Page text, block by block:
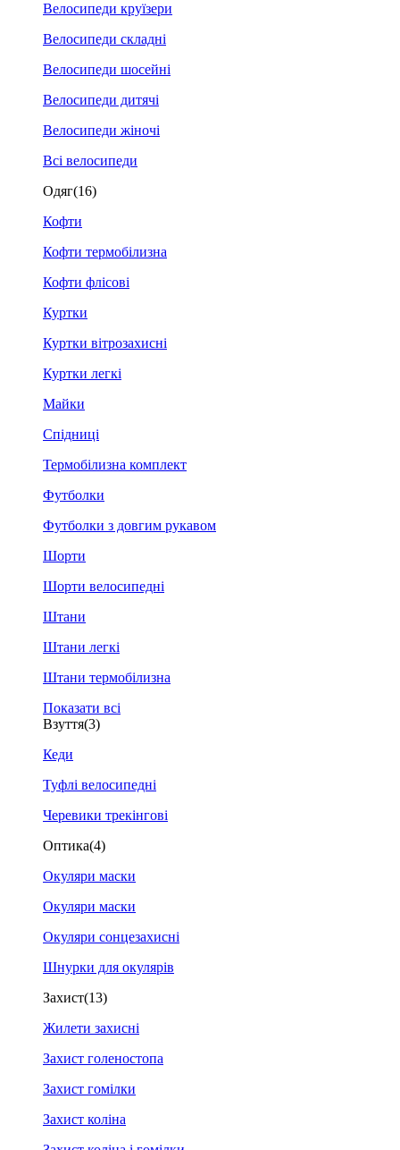
Велосипеди круїзери
Велосипеди складні
Велосипеди шосейні
Велосипеди дитячі
Велосипеди жіночі
Всі велосипеди
Одяг(16)
Кофти
Кофти термобілизна
Кофти флісові
Куртки
Куртки вітрозахисні
Куртки легкі
Майки
Спідниці
Термобілизна комплект
Футболки
Футболки з довгим рукавом
Шорти
Шорти велосипедні
Штани
Штани легкі
Штани термобілизна
Показати всі
Взуття(3)
Кеди
Туфлі велосипедні
Черевики трекінгові
Оптика(4)
Окуляри маски
Окуляри маски
Окуляри сонцезахисні
Шнурки для окулярів
Захист(13)
Жилети захисні
Захист голеностопа
Захист гомілки
Захист коліна